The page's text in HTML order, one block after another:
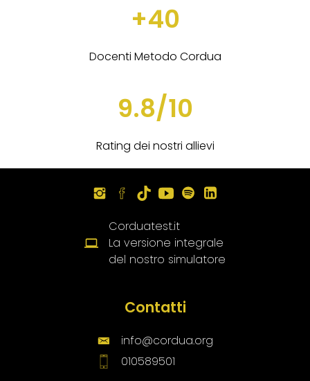
+40
Docenti Metodo Cordua
9.8/10
Rating dei nostri allievi
Corduatest.it
La versione integrale
del nostro simulatore
Contatti
info@cordua.org
010589501